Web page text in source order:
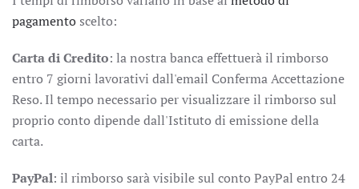
pagamento scelto:
Carta di Credito: la nostra banca effettuerà il rimborso
entro 7 giorni lavorativi dall'email Conferma Accettazione
Reso. Il tempo necessario per visualizzare il rimborso sul
proprio conto dipende dall'Istituto di emissione della
carta.
PayPal: il rimborso sarà visibile sul conto PayPal entro 24